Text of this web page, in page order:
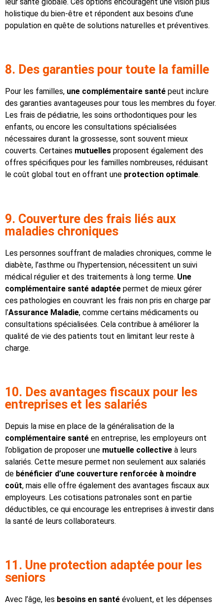
holistique du bien-être et répondent aux besoins d’une
population en quête de solutions naturelles et préventives.
8. Des garanties pour toute la famille
Pour les familles, une complémentaire santé peut inclure
des garanties avantageuses pour tous les membres du foyer.
Les frais de pédiatrie, les soins orthodontiques pour les
enfants, ou encore les consultations spécialisées
nécessaires durant la grossesse, sont souvent mieux
couverts. Certaines mutuelles proposent également des
offres spécifiques pour les familles nombreuses, réduisant
le coût global tout en offrant une protection optimale.
9. Couverture des frais liés aux
maladies chroniques
Les personnes souffrant de maladies chroniques, comme le
diabète, l’asthme ou l’hypertension, nécessitent un suivi
médical régulier et des traitements à long terme. Une
complémentaire santé adaptée permet de mieux gérer
ces pathologies en couvrant les frais non pris en charge par
l’Assurance Maladie, comme certains médicaments ou
consultations spécialisées. Cela contribue à améliorer la
qualité de vie des patients tout en limitant leur reste à
charge.
10. Des avantages fiscaux pour les
entreprises et les salariés
Depuis la mise en place de la généralisation de la
complémentaire santé en entreprise, les employeurs ont
l’obligation de proposer une mutuelle collective à leurs
salariés. Cette mesure permet non seulement aux salariés
de bénéficier d’une couverture renforcée à moindre
coût, mais elle offre également des avantages fiscaux aux
employeurs. Les cotisations patronales sont en partie
déductibles, ce qui encourage les entreprises à investir dans
la santé de leurs collaborateurs.
11. Une protection adaptée pour les
seniors
Avec l’âge, les besoins en santé évoluent, et les dépenses